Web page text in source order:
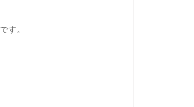
です。